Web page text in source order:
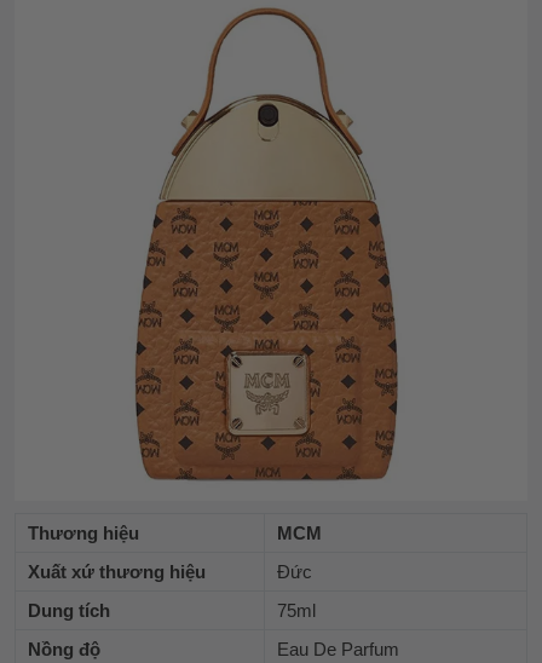
Thương hiệu
MCM
Xuất xứ thương hiệu
Đức
Dung tích
75ml
Nồng độ
Eau De Parfum